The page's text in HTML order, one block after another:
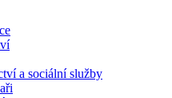
a sociální služby